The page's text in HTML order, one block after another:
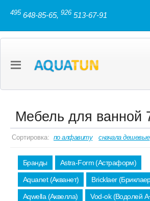
495 648-85-65, 926 513-67-91
Мебель для ванной
Сортировка: по алфавиту сначала дешевые
Бранды Astra-Form (Астраформ)
Aquanet (Акванет) Bricklaer
Aqwella (Аквелла) Vod-ok (Водолей